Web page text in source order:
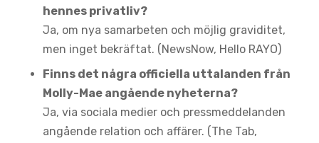
hennes privatliv?
Ja, om nya samarbeten och möjlig graviditet,
men inget bekräftat. (NewsNow, Hello RAYO)
Finns det några officiella uttalanden från
Molly-Mae angående nyheterna?
Ja, via sociala medier och pressmeddelanden
angående relation och affärer. (The Tab,